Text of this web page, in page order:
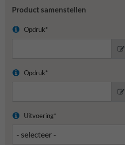
Product samenstellen
Opdruk*
Opdruk*
Uitvoering*